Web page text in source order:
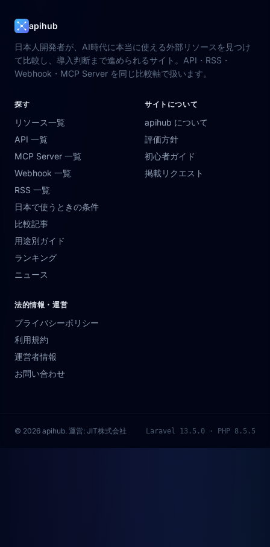
apihub
日本人開発者が、AI時代に本当に使える外部リソースを見つけ
て比較し、導入判断まで進められるサイト。API・RSS・
Webhook・MCP Server を同じ比較軸で扱います。
探す
リソース一覧
API 一覧
MCP Server 一覧
Webhook 一覧
RSS 一覧
日本で使うときの条件
比較記事
用途別ガイド
ランキング
ニュース
サイトについて
apihub について
評価方針
初心者ガイド
掲載リクエスト
法的情報・運営
プライバシーポリシー
利用規約
運営者情報
お問い合わせ
© 2026 apihub. 運営: JIT株式会社 Laravel 13.5.0 · PHP 8.5.5